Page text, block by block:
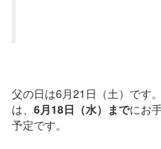
父の日は6月21日（土）です
は、 6月18日（水）までにお
予定です。